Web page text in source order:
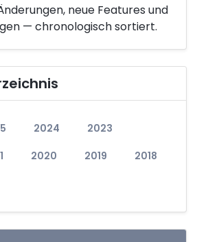
neue Features und
— chronologisch sortiert.
2024 2023
2020 2019 2018